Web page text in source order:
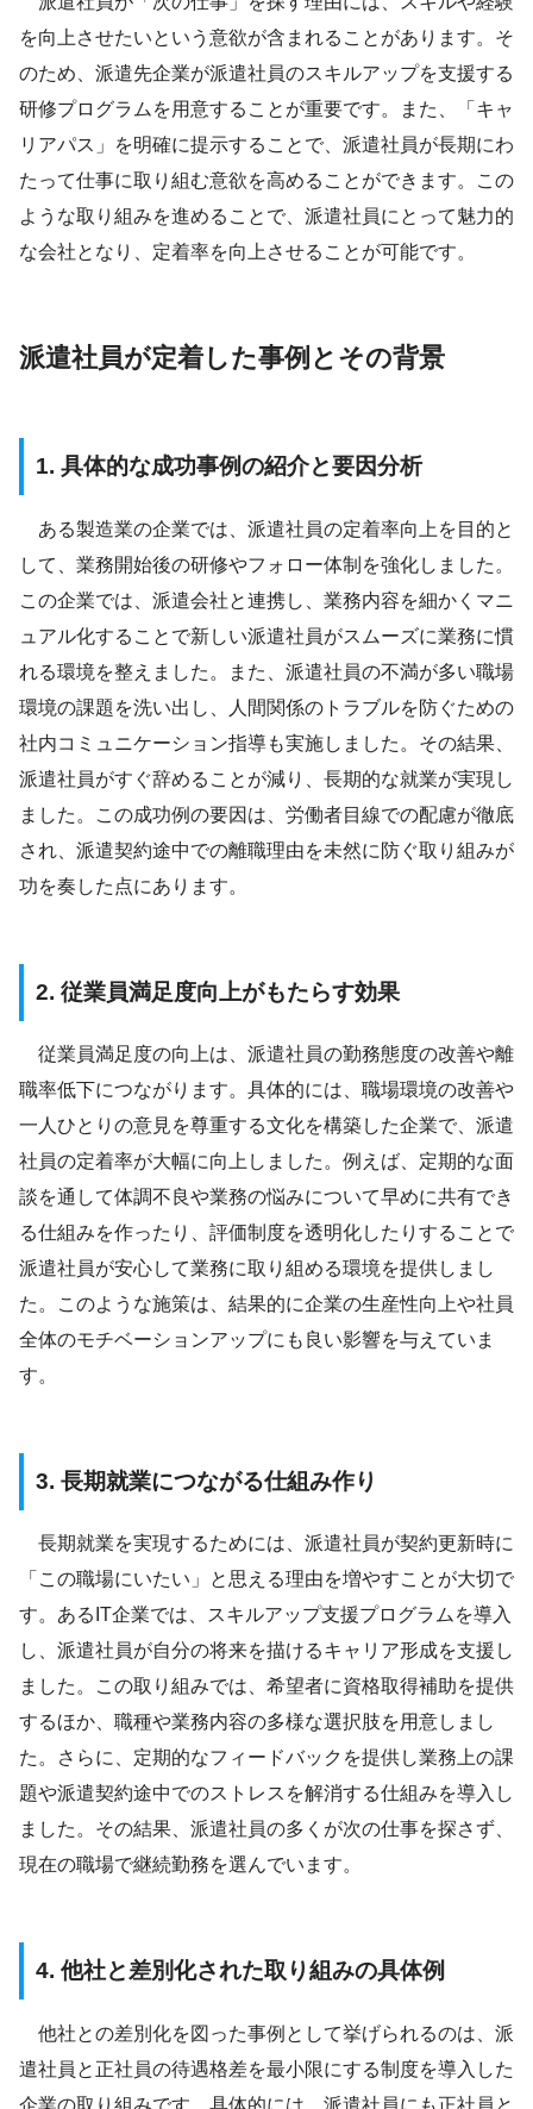
を向上させたいという意欲が含まれることがあります。そ
のため、派遣先企業が派遣社員のスキルアップを支援する
研修プログラムを用意することが重要です。また、「キャ
リアパス」を明確に提示することで、派遣社員が長期にわ
たって仕事に取り組む意欲を高めることができます。この
ような取り組みを進めることで、派遣社員にとって魅力的
な会社となり、定着率を向上させることが可能です。
派遣社員が定着した事例とその背景
1. 具体的な成功事例の紹介と要因分析
ある製造業の企業では、派遣社員の定着率向上を目的と
して、業務開始後の研修やフォロー体制を強化しました。
この企業では、派遣会社と連携し、業務内容を細かくマニ
ュアル化することで新しい派遣社員がスムーズに業務に慣
れる環境を整えました。また、派遣社員の不満が多い職場
環境の課題を洗い出し、人間関係のトラブルを防ぐための
社内コミュニケーション指導も実施しました。その結果、
派遣社員がすぐ辞めることが減り、長期的な就業が実現し
ました。この成功例の要因は、労働者目線での配慮が徹底
され、派遣契約途中での離職理由を未然に防ぐ取り組みが
功を奏した点にあります。
2. 従業員満足度向上がもたらす効果
従業員満足度の向上は、派遣社員の勤務態度の改善や離
職率低下につながります。具体的には、職場環境の改善や
一人ひとりの意見を尊重する文化を構築した企業で、派遣
社員の定着率が大幅に向上しました。例えば、定期的な面
談を通して体調不良や業務の悩みについて早めに共有でき
る仕組みを作ったり、評価制度を透明化したりすることで
派遣社員が安心して業務に取り組める環境を提供しまし
た。このような施策は、結果的に企業の生産性向上や社員
全体のモチベーションアップにも良い影響を与えていま
す。
3. 長期就業につながる仕組み作り
長期就業を実現するためには、派遣社員が契約更新時に
「この職場にいたい」と思える理由を増やすことが大切で
す。あるIT企業では、スキルアップ支援プログラムを導入
し、派遣社員が自分の将来を描けるキャリア形成を支援し
ました。この取り組みでは、希望者に資格取得補助を提供
するほか、職種や業務内容の多様な選択肢を用意しまし
た。さらに、定期的なフィードバックを提供し業務上の課
題や派遣契約途中でのストレスを解消する仕組みを導入し
ました。その結果、派遣社員の多くが次の仕事を探さず、
現在の職場で継続勤務を選んでいます。
4. 他社と差別化された取り組みの具体例
他社との差別化を図った事例として挙げられるのは、派
遣社員と正社員の待遇格差を最小限にする制度を導入した
企業の取り組みです。具体的には、派遣社員にも正社員と